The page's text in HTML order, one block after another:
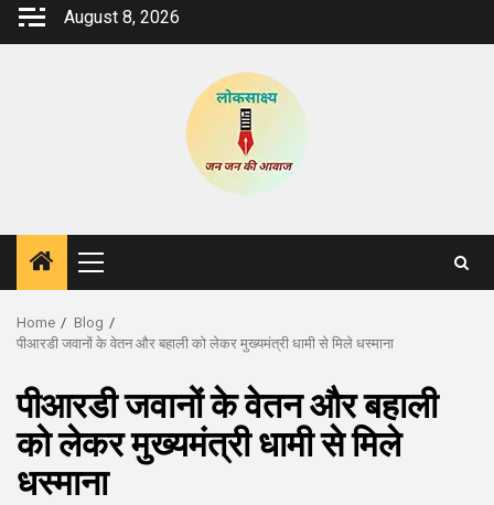
Skip
August 8, 2026
Primary
Menu
Home
Blog
पीआरडी जवानों के वेतन और बहाली को लेकर मुख्यमंत्री धामी से मिले धस्माना
पीआरडी जवानों के वेतन और बहाली
को लेकर मुख्यमंत्री धामी से मिले
धस्माना